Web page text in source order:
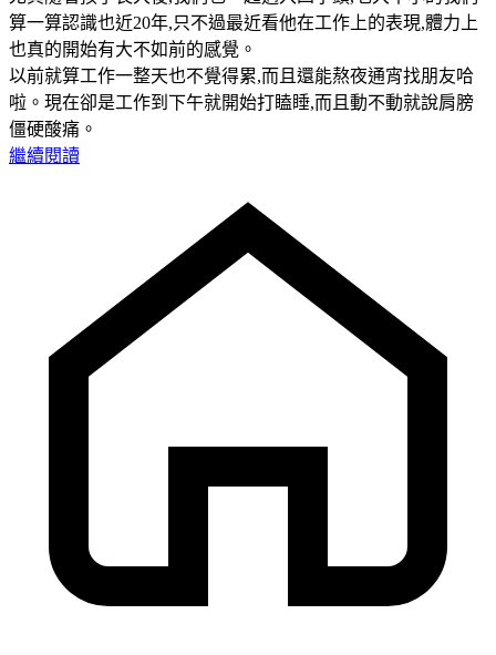
算一算認識也近20年,只不過最近看他在工作上的表現,體力上
也真的開始有大不如前的感覺。
以前就算工作一整天也不覺得累,而且還能熬夜通宵找朋友哈
啦。現在卻是工作到下午就開始打瞌睡,而且動不動就說肩膀
僵硬酸痛。
繼續閱讀